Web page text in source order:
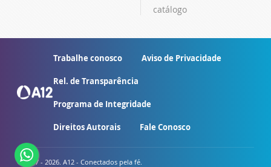
catálogo
Trabalhe conosco Aviso de Privacidade
Rel. de Transparência
Programa de Integridade
Direitos Autorais Fale Conosco
© 2007 - 2026. A12 - Conectados pela fé.